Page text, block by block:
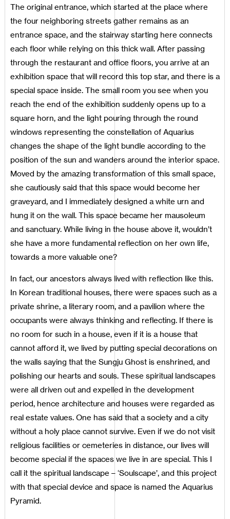
The original entrance, which started at the place where
the four neighboring streets gather remains as an
entrance space, and the stairway starting here connects
each floor while relying on this thick wall. After passing
through the restaurant and office floors, you arrive at an
exhibition space that will record this top star, and there is a
special space inside. The small room you see when you
reach the end of the exhibition suddenly opens up to a
square horn, and the light pouring through the round
windows representing the constellation of Aquarius
changes the shape of the light bundle according to the
position of the sun and wanders around the interior space.
Moved by the amazing transformation of this small space,
she cautiously said that this space would become her
graveyard, and I immediately designed a white urn and
hung it on the wall. This space became her mausoleum
and sanctuary. While living in the house above it, wouldn’t
she have a more fundamental reflection on her own life,
towards a more valuable one?
In fact, our ancestors always lived with reflection like this.
In Korean traditional houses, there were spaces such as a
private shrine, a literary room, and a pavilion where the
occupants were always thinking and reflecting. If there is
no room for such in a house, even if it is a house that
cannot afford it, we lived by putting special decorations on
the walls saying that the Sungju Ghost is enshrined, and
polishing our hearts and souls. These spiritual landscapes
were all driven out and expelled in the development
period, hence architecture and houses were regarded as
real estate values. One has said that a society and a city
without a holy place cannot survive. Even if we do not visit
religious facilities or cemeteries in distance, our lives will
become special if the spaces we live in are special. This I
call it the spiritual landscape – ‘Soulscape’, and this project
with that special device and space is named the Aquarius
Pyramid.